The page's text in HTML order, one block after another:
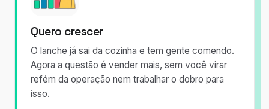
Quero crescer
O lanche já sai da cozinha e tem gente comendo.
Agora a questão é vender mais, sem você virar
refém da operação nem trabalhar o dobro para
isso.